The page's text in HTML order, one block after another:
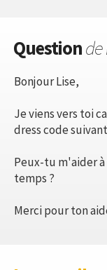
Questionde
Bonjour Lise,
Je viens vers toi
dress code
Peux-tu m'aider
temps ?
Merci pour ton